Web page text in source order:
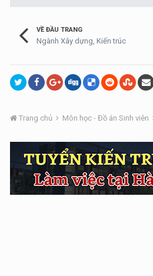
VỀ ĐẦU TRANG
Ngành Xây dựng, Kiến trúc
Trang chủ Môn học - Đồ án Sinh viên